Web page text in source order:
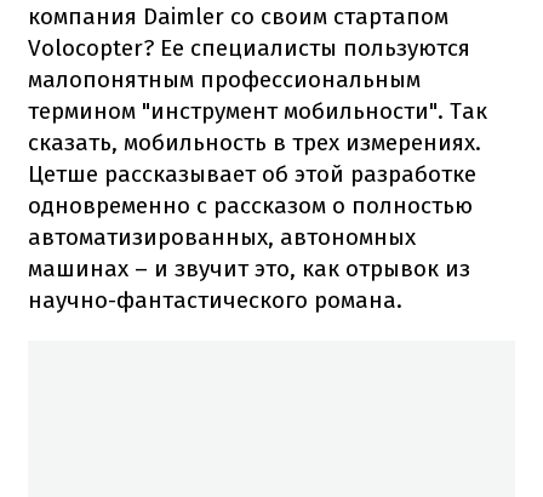
компания Daimler со своим стартапом
Volocopter? Ее специалисты пользуются
малопонятным профессиональным
термином "инструмент мобильности". Так
сказать, мобильность в трех измерениях.
Цетше рассказывает об этой разработке
одновременно с рассказом о полностью
автоматизированных, автономных
машинах – и звучит это, как отрывок из
научно-фантастического романа.